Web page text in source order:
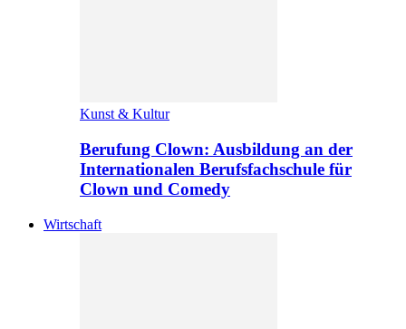
Kunst & Kultur
Berufung Clown: Ausbildung an der
Internationalen Berufsfachschule für
Clown und Comedy
Wirtschaft